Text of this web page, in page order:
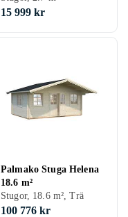
15 999 kr
Palmako Stuga Helena
18.6 m²
Stugor, 18.6 m², Trä
100 776 kr